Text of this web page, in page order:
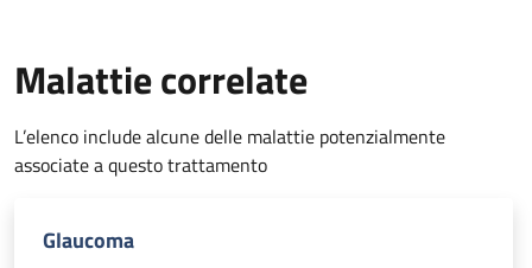
Malattie correlate
L’elenco include alcune delle malattie potenzialmente
associate a questo trattamento
Glaucoma